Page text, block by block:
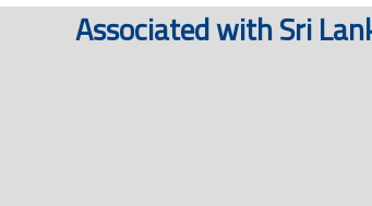
Associated with Sri